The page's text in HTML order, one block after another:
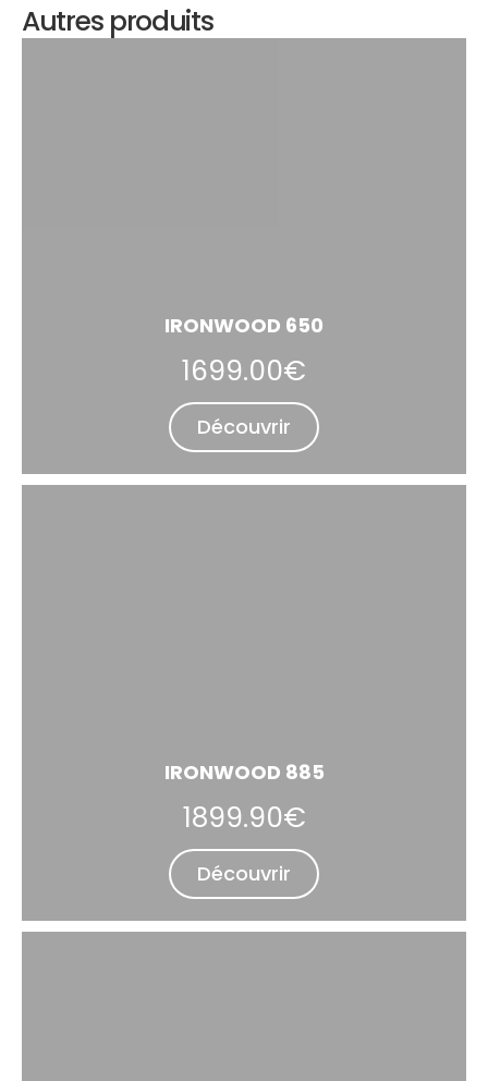
Autres produits
IRONWOOD 650
1699.00€
Découvrir
IRONWOOD 885
1899.90€
Découvrir